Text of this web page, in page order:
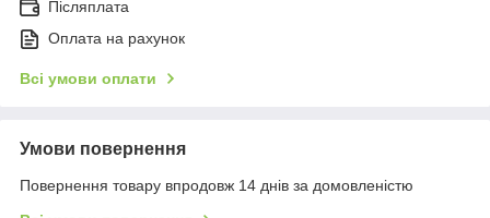
Післяплата
Оплата на рахунок
Всі умови оплати
Умови повернення
Повернення товару впродовж 14 днів за домовленістю